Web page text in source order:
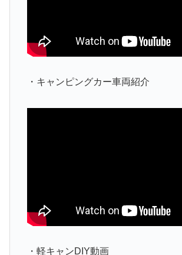
・キャンピングカー車両紹介
・軽キャンDIY動画